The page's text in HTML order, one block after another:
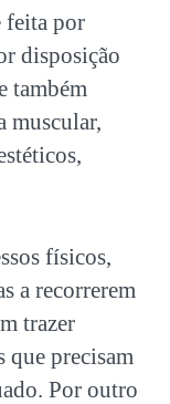
feita por
disposição
também
muscular,
físicos,
a recorrerem
trazer
que precisam
Por outro